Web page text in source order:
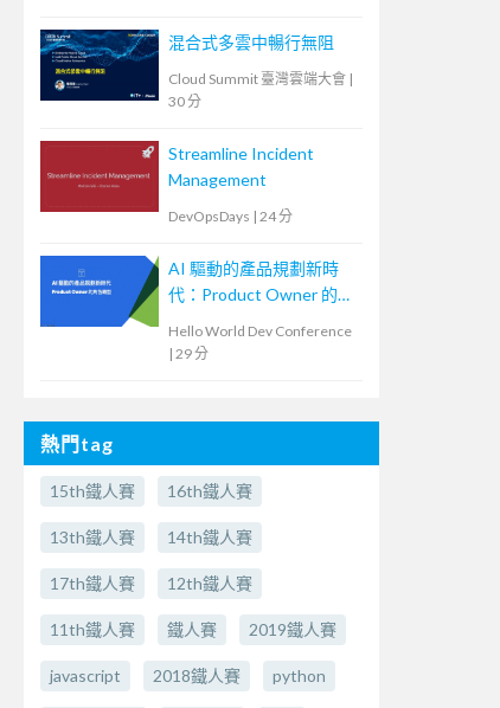
混合式多雲中暢行無阻
Cloud Summit 臺灣雲端大會 |
30 分
Streamline Incident
Management
DevOpsDays | 24 分
AI 驅動的產品規劃新時
代：Product Owner 的角
Hello World Dev Conference
| 29 分
熱門tag
15th鐵人賽 16th鐵人賽
13th鐵人賽 14th鐵人賽
17th鐵人賽 12th鐵人賽
11th鐵人賽 鐵人賽 2019鐵人賽
javascript 2018鐵人賽 python